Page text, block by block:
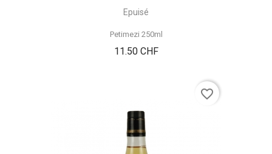
Epuisé
Petimezi 250ml
11.50 CHFPrix
favorite_border